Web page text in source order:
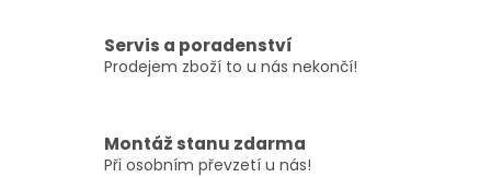
Servis a poradenství
Prodejem zboží to u nás nekončí!
Montáž stanu zdarma
Při osobním převzetí u nás!